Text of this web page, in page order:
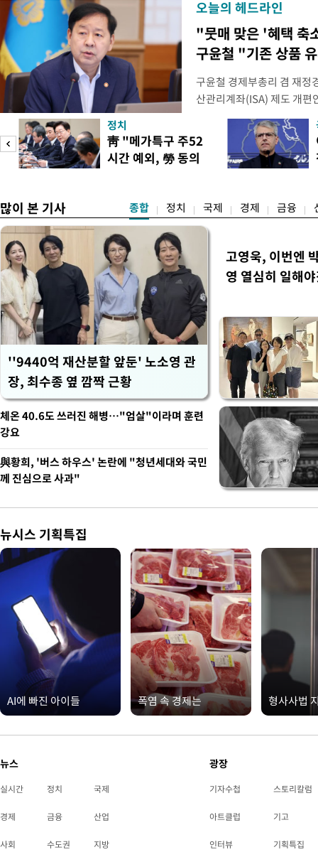
오늘의 헤드라인
"뭇매 맞은 '혜택 축
구윤철 "기존 상품
구윤철 경제부총리 겸 재
산관리계좌(ISA) 제도 개편
다"며 "국민 의견까지 수
토할 예정"이라고 밝혔다.
셜미디어(SNS) 엑스(X·옛
개편안은 지난 4일부터 오
정치
靑 "메가특구 주52
시간 예외, 勞 동의
많이 본 기사 종합 정치 국제 경제 금융
''9440억 재산분할 앞둔' 노소영 관
장, 최수종 옆 깜짝 근황
고영욱, 이번엔
영 열심히 일해
체온 40.6도 쓰러진 해병…"엄살"이라며 훈련
강요
與황희, '버스 하우스' 논란에 "청년세대와 국민
께 진심으로 사과"
뉴시스 기획특집
AI에 빠진 아이들 폭염 속 경제는 형사사법
뉴스
실시간 정치 국제
경제 금융 산업
사회 수도권 지방
광장
기자수첩 스토리칼럼
아트클럽 기고
인터뷰 기획특집